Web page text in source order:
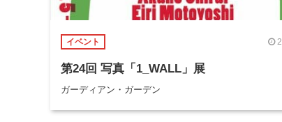
イベント
第24回 写真「1_WALL」展
ガーディアン・ガーデン